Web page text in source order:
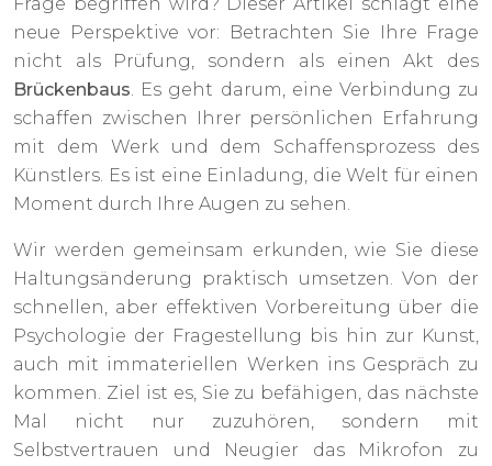
neue Perspektive vor: Betrachten Sie Ihre Frage
nicht als Prüfung, sondern als einen Akt des
Brückenbaus . Es geht darum, eine Verbindung zu
schaffen zwischen Ihrer persönlichen Erfahrung
mit dem Werk und dem Schaffensprozess des
Künstlers. Es ist eine Einladung, die Welt für einen
Moment durch Ihre Augen zu sehen.
Wir werden gemeinsam erkunden, wie Sie diese
Haltungsänderung praktisch umsetzen. Von der
schnellen, aber effektiven Vorbereitung über die
Psychologie der Fragestellung bis hin zur Kunst,
auch mit immateriellen Werken ins Gespräch zu
kommen. Ziel ist es, Sie zu befähigen, das nächste
Mal nicht nur zuzuhören, sondern mit
Selbstvertrauen und Neugier das Mikrofon zu